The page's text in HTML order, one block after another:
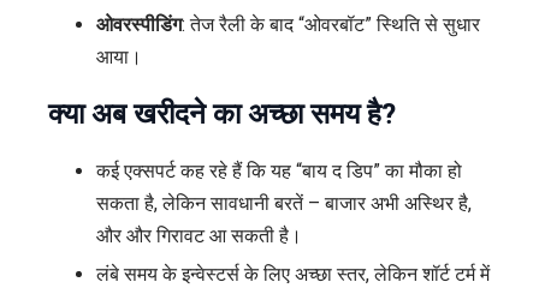
ओवरस्पीडिंग: तेज रैली के बाद “ओवरबॉट” स्थिति से सुधार
आया।
क्या अब खरीदने का अच्छा समय है?
कई एक्सपर्ट कह रहे हैं कि यह “बाय द डिप” का मौका हो
सकता है, लेकिन सावधानी बरतें – बाजार अभी अस्थिर है,
और और गिरावट आ सकती है।
लंबे समय के इन्वेस्टर्स के लिए अच्छा स्तर, लेकिन शॉर्ट टर्म में